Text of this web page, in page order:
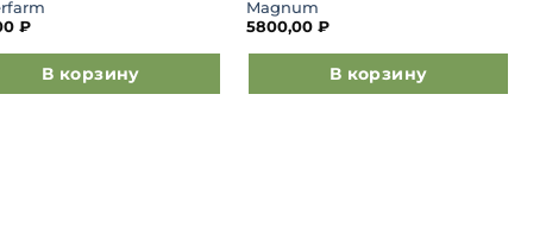
₽
В корзину
Magnum
5800,00₽
В корзину